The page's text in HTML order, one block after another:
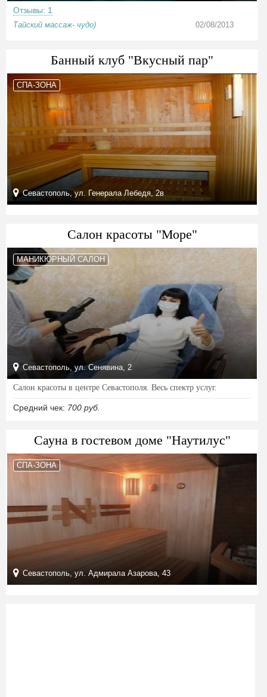
Отзывы: 1
Тайский массаж- чудо) 02/08/2013
Банный клуб "Вкусный пар"
СПА-ЗОНА
Севастополь, ул. Генерала Лебедя, 2в
Салон красоты "Море"
МАНИКЮРНЫЙ САЛОН
Севастополь, ул. Сенявина, 2
Салон красоты в центре Севастополя. Весь спектр услуг.
Средний чек: 700 руб.
Сауна в гостевом доме "Наутилус"
СПА-ЗОНА
Севастополь, ул. Адмирала Азарова, 43